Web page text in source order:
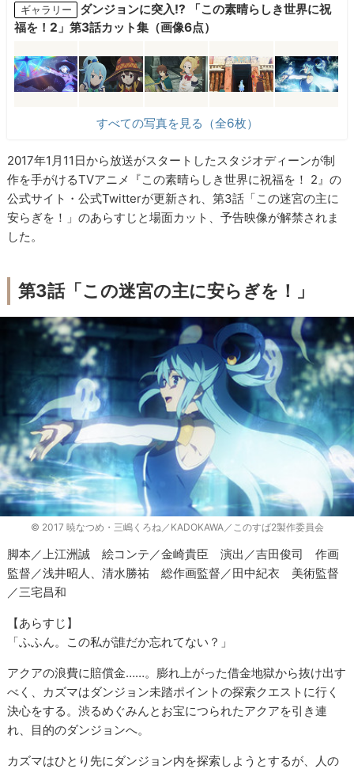
ギャラリー
ダンジョンに突入!? 「この素晴らしき世界に祝
福を！2」第3話カット集（画像6点）
すべての写真を見る（全6枚）
2017年1月11日から放送がスタートしたスタジオディーンが制
作を手がけるTVアニメ『この素晴らしき世界に祝福を！ 2』の
公式サイト・公式Twitterが更新され、第3話「この迷宮の主に
安らぎを！」のあらすじと場面カット、予告映像が解禁されま
した。
第3話「この迷宮の主に安らぎを！」
© 2017 暁なつめ・三嶋くろね／KADOKAWA／このすば2製作委員会
脚本／上江洲誠 絵コンテ／金崎貴臣 演出／吉田俊司 作画
監督／浅井昭人、清水勝祐 総作画監督／田中紀衣 美術監督
／三宅昌和
【あらすじ】
「ふふん。この私が誰だか忘れてない？」
アクアの浪費に賠償金……。膨れ上がった借金地獄から抜け出す
べく、カズマはダンジョン未踏ポイントの探索クエストに行く
決心をする。渋るめぐみんとお宝につられたアクアを引き連
れ、目的のダンジョンへ。
カズマはひとり先にダンジョン内を探索しようとするが、人の